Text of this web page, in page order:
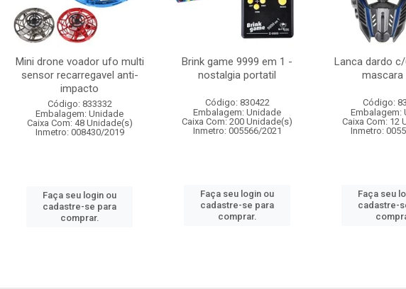
Mini drone voador ufo multi
sensor recarregavel anti-
impacto
Código: 833332
Embalagem: Unidade
Caixa Com: 48 Unidade(s)
Inmetro: 008430/2019
Faça seu login ou
cadastre-se para
comprar.
Brink game 9999 em 1 -
nostalgia portatil
Código: 830422
Embalagem: Unidade
Caixa Com: 200 Unidade(s)
Inmetro: 005566/2021
Faça seu login ou
cadastre-se para
comprar.
Lanca dardo
mascara
Código:
Embalagem:
Caixa Com: 12
Inmetro:
Faça seu
cadastre-